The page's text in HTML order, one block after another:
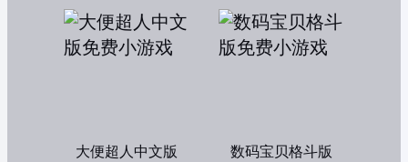
大便超人中文版 数码宝贝格斗版